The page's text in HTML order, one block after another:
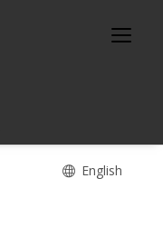
English